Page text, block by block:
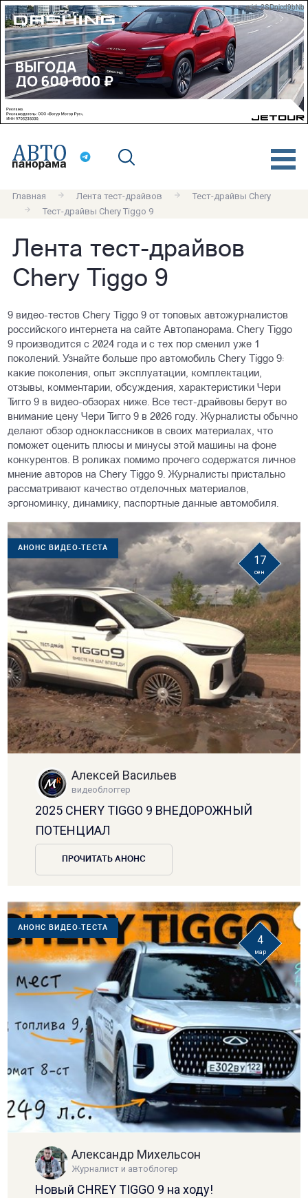
erid: 2SDnjcd9bNb
Главная Лента тест-драйвов
Тест-драйвы Chery
Тест-драйвы Chery Tiggo 9
Лента тест-драйвов
Chery Tiggo 9
9 видео-тестов Chery Tiggo 9 от топовых автожурналистов
российского интернета на сайте Автопанорама. Chery Tiggo
9 производится с 2024 года и с тех пор сменил уже 1
поколений. Узнайте больше про автомобиль Chery Tiggo 9:
какие поколения, опыт эксплуатации, комплектации,
отзывы, комментарии, обсуждения, характеристики Чери
Тигго 9 в видео-обзорах ниже. Все тест-драйвовы берут во
внимание цену Чери Тигго 9 в 2026 году. Журналисты обычно
делают обзор одноклассников в своих материалах, что
поможет оценить плюсы и минусы этой машины на фоне
конкурентов. В роликах помимо прочего содержатся личное
мнение авторов на Chery Tiggo 9. Журналисты пристально
рассматривают качество отделочных материалов,
эргономинку, динамику, паспортные данные автомобиля.
АНОНС ВИДЕО-ТЕСТА
17
сен
Алексей Васильев
видеоблоггер
2025 CHERY TIGGO 9 ВНЕДОРОЖНЫЙ
ПОТЕНЦИАЛ
ПРОЧИТАТЬ АНОНС
АНОНС ВИДЕО-ТЕСТА
4
мар
Александр Михельсон
Журналист и автоблогер
Новый CHREY TIGGO 9 на ходу!